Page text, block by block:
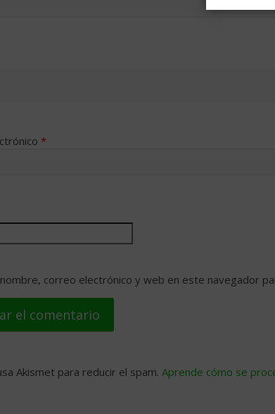
*
correo electrónico y web en este navegador
Akismet para reducir el spam. Aprende cómo se